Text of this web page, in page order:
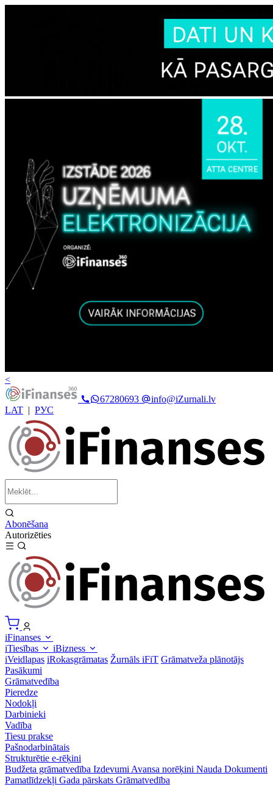
<
67280693
info@iZurnali.lv
LAT | РУС
Abonēšana
Autorizēties
iFinanses
iTiesības
iBizness
iVeidlapas iRokasgrāmatas Žurnāls iFiT Grāmatveža plānotājs
Pasākumi
Grāmatvedība
Pieredze
Nodokļi
Darbinieki
Vadība
Tiesu prakse
Pašnodarbinātais
Strukturētie e-rēķini
Budžeta grāmatvedība Izdevumi Avansa norēķini Nauda Dokumenti
Pamatlīdzekļi Gada pārskats Grāmatvedība